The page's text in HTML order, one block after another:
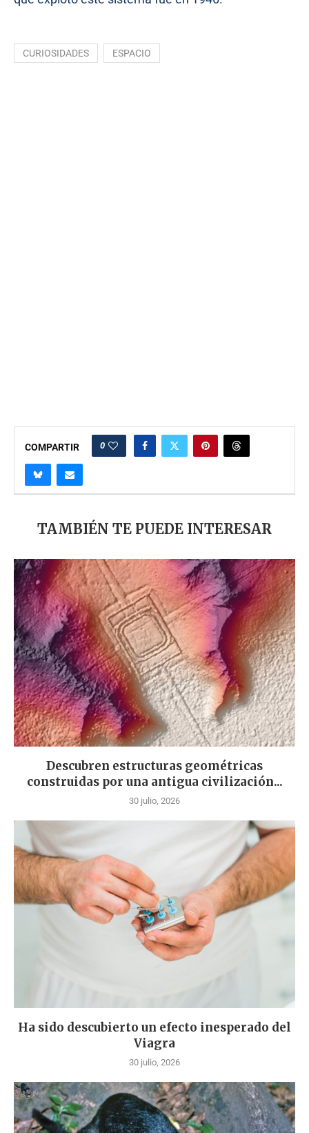
CURIOSIDADES ESPACIO
COMPARTIR 0
TAMBIÉN TE PUEDE INTERESAR
Descubren estructuras geométricas
construidas por una antigua civilización...
30 julio, 2026
Ha sido descubierto un efecto inesperado del
Viagra
30 julio, 2026